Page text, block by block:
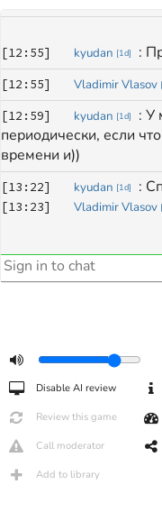
[12:55] kyudan [1d] :
[12:55] Vladimir Vlasov
[12:59] kyudan [1d] : У
периодически, если
времени и))
[13:22] kyudan [1d] :
[13:23] Vladimir Vlasov
Disable AI review
Review this game
Call moderator
Add to library